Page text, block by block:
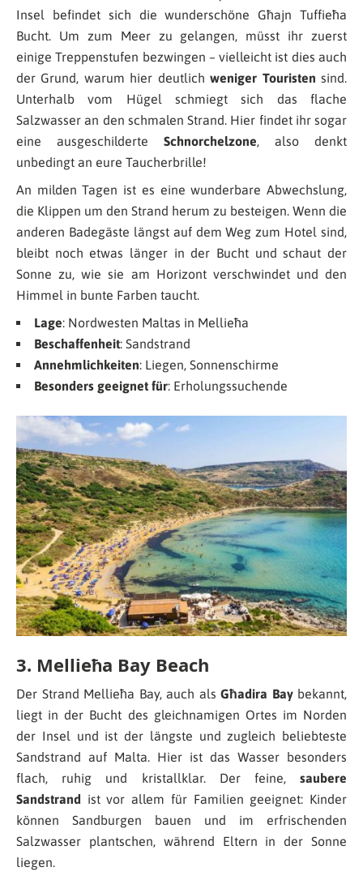
Insel befindet sich die wunderschöne Għajn Tuffieħa
Bucht. Um zum Meer zu gelangen, müsst ihr zuerst
einige Treppenstufen bezwingen – vielleicht ist dies auch
der Grund, warum hier deutlichweniger Touristen sind.
Unterhalb vom Hügel schmiegt sich das flache
Salzwasser an den schmalen Strand. Hier findet ihr sogar
eine ausgeschilderte Schnorchelzone, also denkt
unbedingt an eure Taucherbrille!
An milden Tagen ist es eine wunderbare Abwechslung,
die Klippen um den Strand herum zu besteigen. Wenn die
anderen Badegäste längst auf dem Weg zum Hotel sind,
bleibt noch etwas länger in der Bucht und schaut der
Sonne zu, wie sie am Horizont verschwindet und den
Himmel in bunte Farben taucht.
Lage: Nordwesten Maltas in Mellieħa
Beschaffenheit: Sandstrand
Annehmlichkeiten: Liegen, Sonnenschirme
Besonders geeignet für: Erholungssuchende
3. Mellieħa Bay Beach
Der Strand Mellieħa Bay, auch als Għadira Baybekannt,
liegt in der Bucht des gleichnamigen Ortes im Norden
der Insel und ist der längste und zugleich beliebteste
Sandstrand auf Malta. Hier ist das Wasser besonders
flach, ruhig und kristallklar. Der feine, saubere
Sandstrand ist vor allem für Familien geeignet: Kinder
können Sandburgen bauen und im erfrischenden
Salzwasser plantschen, während Eltern in der Sonne
liegen.